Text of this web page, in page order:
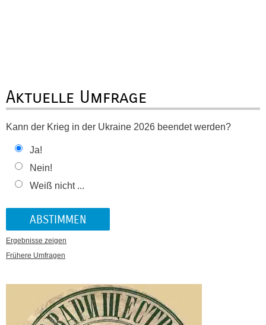
Aktuelle Umfrage
Kann der Krieg in der Ukraine 2026 beendet werden?
Ja!
Nein!
Weiß nicht ...
Ergebnisse zeigen
Frühere Umfragen